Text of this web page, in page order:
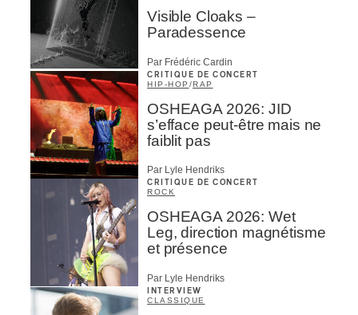
Visible Cloaks –
Paradessence
Par Frédéric Cardin
CRITIQUE DE CONCERT
HIP-HOP /RAP
OSHEAGA 2026: JID
s’efface peut-être mais ne
faiblit pas
Par Lyle Hendriks
CRITIQUE DE CONCERT
ROCK
OSHEAGA 2026: Wet
Leg, direction magnétisme
et présence
Par Lyle Hendriks
INTERVIEW
CLASSIQUE